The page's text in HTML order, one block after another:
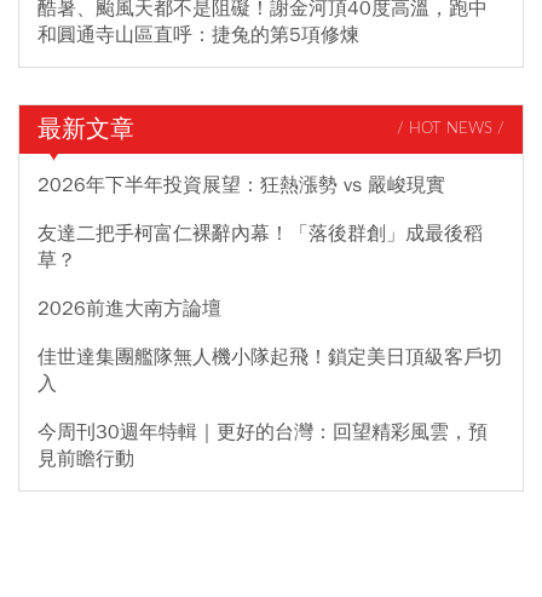
酷暑、颱風天都不是阻礙！謝金河頂40度高溫，跑中
和圓通寺山區直呼：捷兔的第5項修煉
最新文章 / HOT NEWS /
2026年下半年投資展望：狂熱漲勢 vs 嚴峻現實
友達二把手柯富仁裸辭內幕！「落後群創」成最後稻
草？
2026前進大南方論壇
佳世達集團艦隊無人機小隊起飛！鎖定美日頂級客戶切
入
今周刊30週年特輯｜更好的台灣：回望精彩風雲，預
見前瞻行動